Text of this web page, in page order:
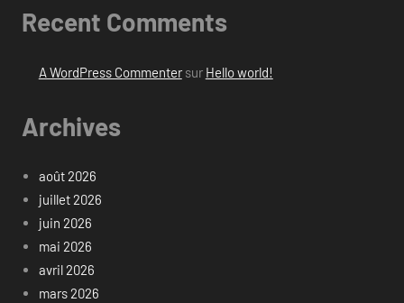
Recent Comments
A WordPress Commentersur Hello world!
Archives
août 2026
juillet 2026
juin 2026
mai 2026
avril 2026
mars 2026